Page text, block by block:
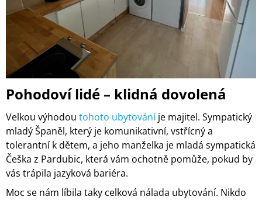
Pohodoví lidé – klidná dovolená
Velkou výhodou tohoto ubytováníje majitel. Sympatický
mladý Španěl, který je komunikativní, vstřícný a
tolerantní k dětem, a jeho manželka je mladá sympatická
Češka z Pardubic, která vám ochotně pomůže, pokud by
vás trápila jazyková bariéra.
Moc se nám líbila taky celková nálada ubytování. Nikdo